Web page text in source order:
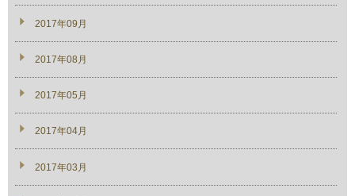
2017年09月
2017年08月
2017年05月
2017年04月
2017年03月